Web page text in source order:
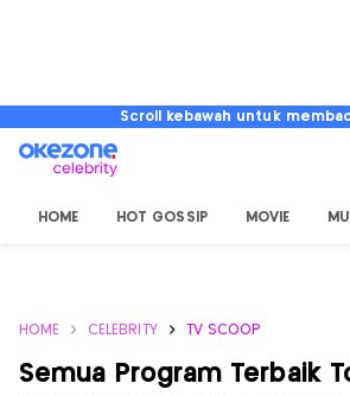
Scroll kebawah untuk
HOME HOT GOSSIP MOVIE
HOME CELEBRITY TV SCOOP
Semua Program Terbaik